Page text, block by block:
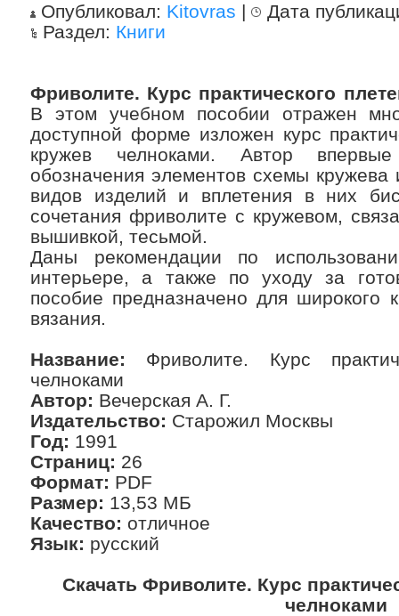
Опубликовал: Kitovras |
Дата
Раздел: Книги
Фриволите. Курс практического
В этом учебном пособии отражен
доступной форме изложен курс
кружев челноками. Автор
обозначения элементов схемы
видов изделий и вплетения в них
сочетания фриволите с кружевом,
вышивкой, тесьмой.
Даны рекомендации по
интерьере, а также по уходу за
пособие предназначено для широкого
вязания.
Название: Фриволите. Курс
челноками
Автор: Вечерская А. Г.
Издательство: Старожил Москвы
Год: 1991
Страниц: 26
Формат: PDF
Размер: 13,53 МБ
Качество: отличное
Язык: русский
Скачать Фриволите. Курс
челноками